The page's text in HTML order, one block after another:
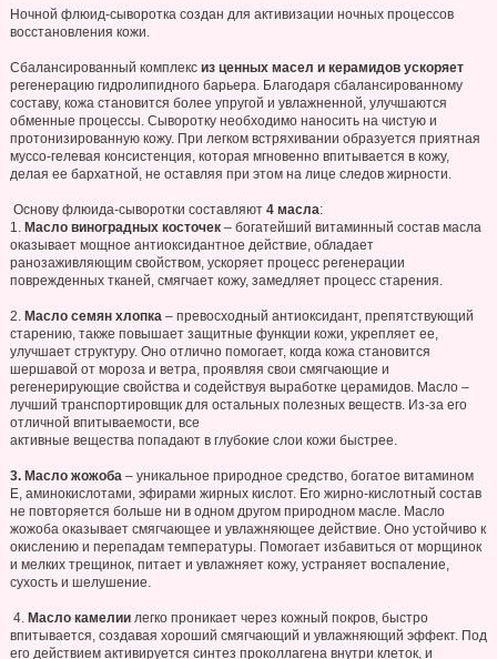
Ночной флюид-сыворотка создан для активизации ночных процессов
восстановления кожи.
Сбалансированный комплекс из ценных масел и керамидов ускоряет
регенерацию гидролипидного барьера. Благодаря сбалансированному
составу, кожа становится более упругой и увлажненной, улучшаются
обменные процессы. Сыворотку необходимо наносить на чистую и
протонизированную кожу. При легком встряхивании образуется приятная
муссо-гелевая консистенция, которая мгновенно впитывается в кожу,
делая ее бархатной, не оставляя при этом на лице следов жирности.
Основу флюида-сыворотки составляют 4 масла:
1. Масло виноградных косточек – богатейший витаминный состав масла
оказывает мощное антиоксидантное действие, обладает
ранозаживляющим свойством, ускоряет процесс регенерации
поврежденных тканей, смягчает кожу, замедляет процесс старения.
2. Масло семян хлопка – превосходный антиоксидант, препятствующий
старению, также повышает защитные функции кожи, укрепляет ее,
улучшает структуру. Оно отлично помогает, когда кожа становится
шершавой от мороза и ветра, проявляя свои смягчающие и
регенерирующие свойства и содействуя выработке церамидов. Масло –
лучший транспортировщик для остальных полезных веществ. Из-за его
отличной впитываемости, все
активные вещества попадают в глубокие слои кожи быстрее.
3. Масло жожоба – уникальное природное средство, богатое витамином
Е, аминокислотами, эфирами жирных кислот. Его жирно-кислотный состав
не повторяется больше ни в одном другом природном масле. Масло
жожоба оказывает смягчающее и увлажняющее действие. Оно устойчиво к
окислению и перепадам температуры. Помогает избавиться от морщинок
и мелких трещинок, питает и увлажняет кожу, устраняет воспаление,
сухость и шелушение.
4. Масло камелии легко проникает через кожный покров, быстро
впитывается, создавая хороший смягчающий и увлажняющий эффект. Под
его действием активируется синтез проколлагена внутри клеток, и